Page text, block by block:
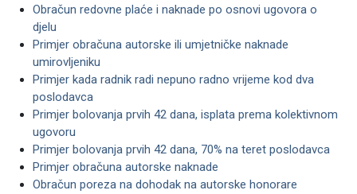
Obračun redovne plaće i naknade po osnovi ugovora o
djelu
Primjer obračuna autorske ili umjetničke naknade
umirovljeniku
Primjer kada radnik radi nepuno radno vrijeme kod dva
poslodavca
Primjer bolovanja prvih 42 dana, isplata prema kolektivnom
ugovoru
Primjer bolovanja prvih 42 dana, 70% na teret poslodavca
Primjer obračuna autorske naknade
Obračun poreza na dohodak na autorske honorare